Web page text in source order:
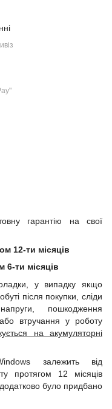
гарантію на свої
12-ти місяців
6-ти місяців
у випадку якщо
після покупки, сліди
пошкодження
втручання у роботу
на акумуляторні
залежить від
протягом 12 місяців
було придбано